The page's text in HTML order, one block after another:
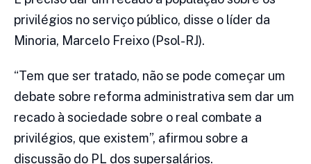
privilégios no serviço público, disse o líder da
Minoria, Marcelo Freixo (Psol-RJ).
“Tem que ser tratado, não se pode começar um
debate sobre reforma administrativa sem dar um
recado à sociedade sobre o real combate a
privilégios, que existem”, afirmou sobre a
discussão do PL dos supersalários.